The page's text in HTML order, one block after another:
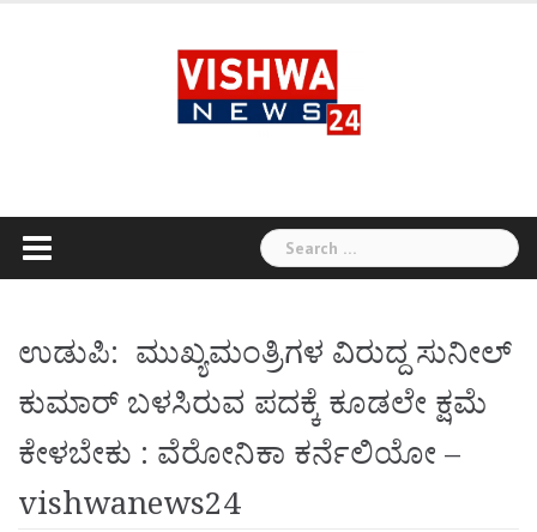
Search
for:
ಉಡುಪಿ: ಮುಖ್ಯಮಂತ್ರಿಗಳ ವಿರುದ್ದ ಸುನೀಲ್
ಕುಮಾರ್ ಬಳಸಿರುವ ಪದಕ್ಕೆ ಕೂಡಲೇ ಕ್ಷಮೆ
ಕೇಳಬೇಕು : ವೆರೋನಿಕಾ ಕರ್ನೆಲಿಯೋ –
vishwanews24